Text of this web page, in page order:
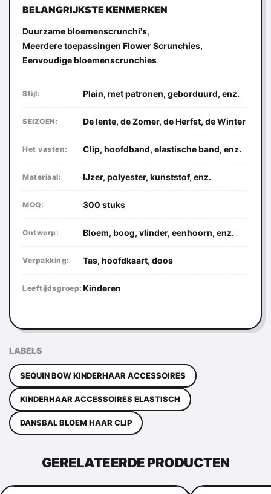
BELANGRIJKSTE KENMERKEN
Duurzame bloemenscrunchi's,
Meerdere toepassingen Flower Scrunchies,
Eenvoudige bloemenscrunchies
Stijl: Plain, met patronen, geborduurd, enz.
SEIZOEN: De lente, de Zomer, de Herfst, de Winter
Het vasten: Clip, hoofdband, elastische band, enz.
Materiaal: IJzer, polyester, kunststof, enz.
MOQ: 300 stuks
Ontwerp: Bloem, boog, vlinder, eenhoorn, enz.
Verpakking: Tas, hoofdkaart, doos
Leeftijdsgroep: Kinderen
LABELS
SEQUIN BOW KINDERHAAR ACCESSOIRES
KINDERHAAR ACCESSOIRES ELASTISCH
DANSBAL BLOEM HAAR CLIP
GERELATEERDE PRODUCTEN